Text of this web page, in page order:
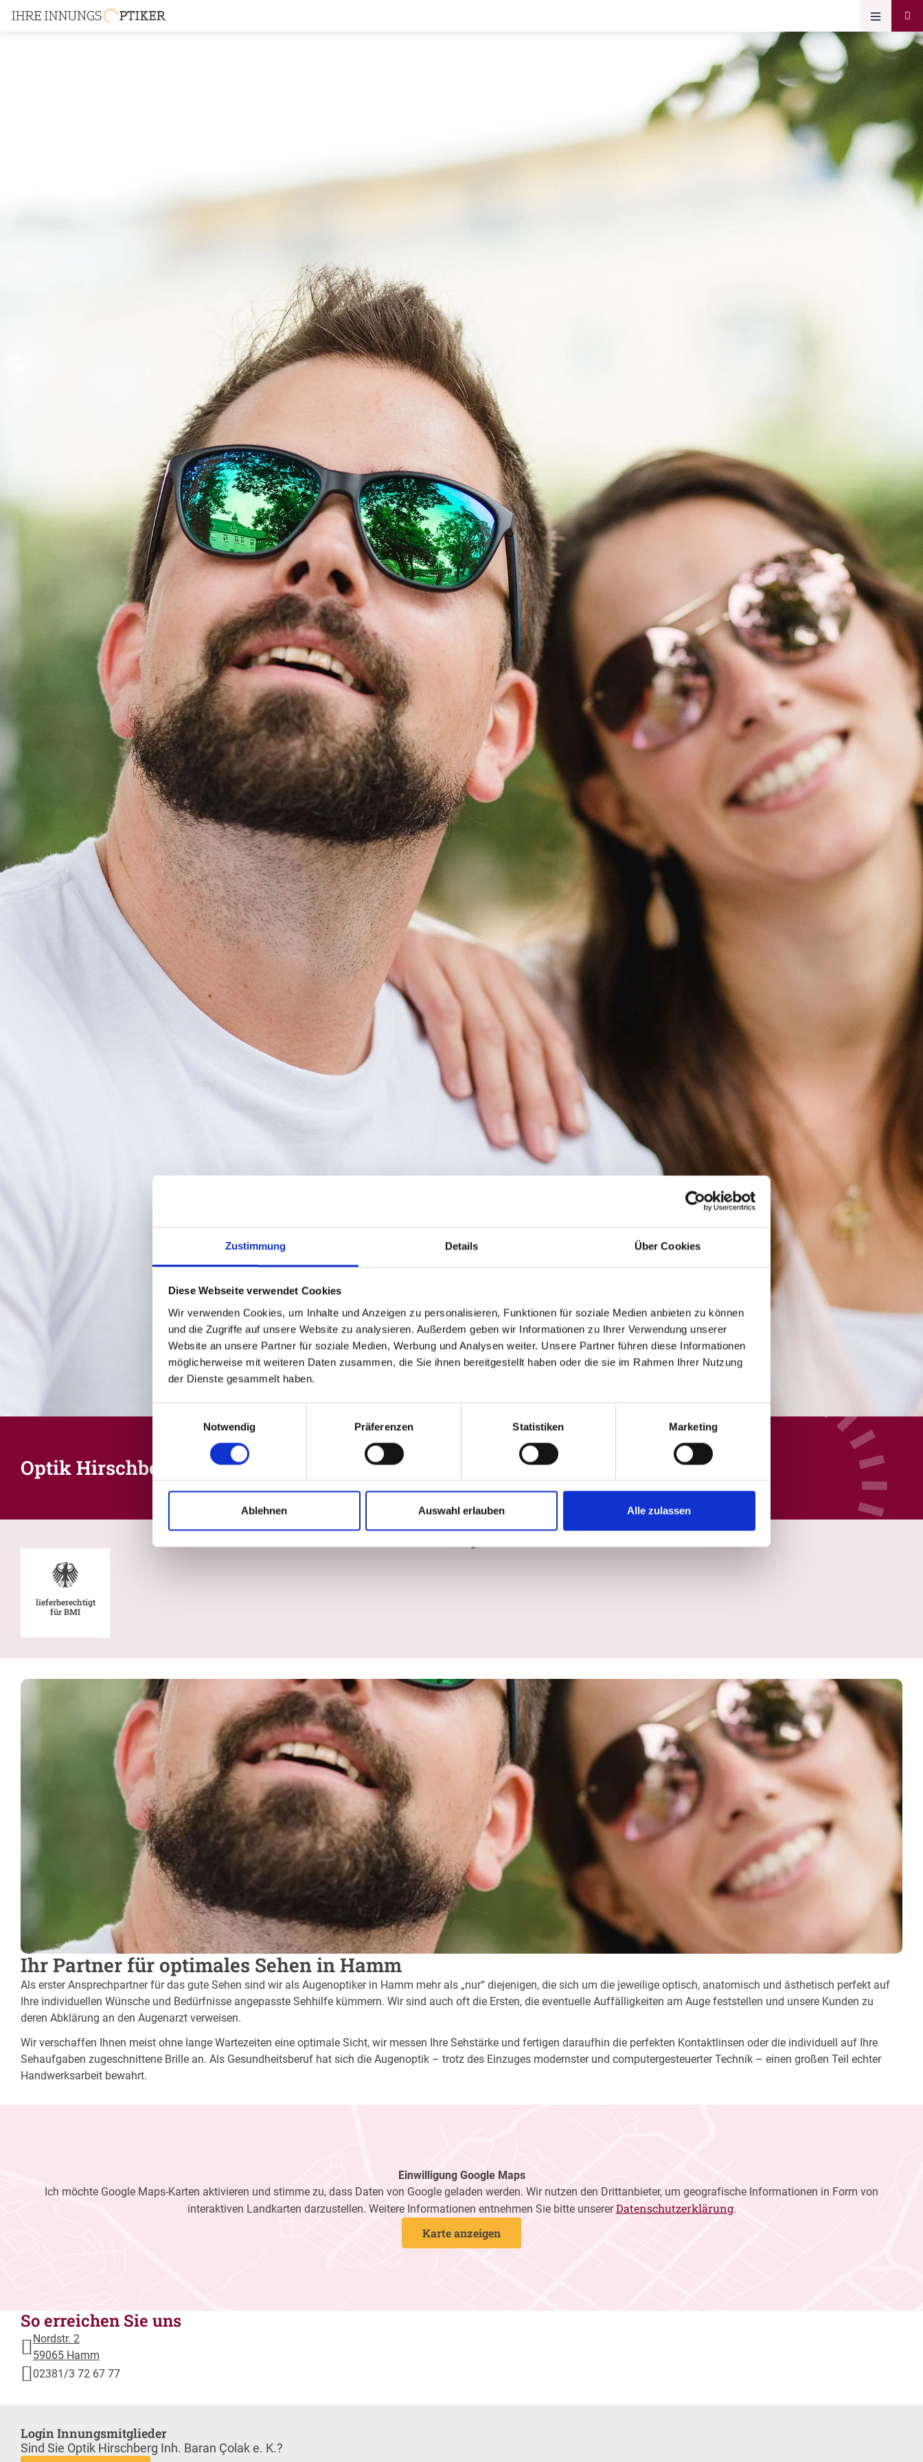
Zustimmung Details Über Cookies
Diese Webseite verwendet Cookies
Wir verwenden Cookies, um Inhalte und Anzeigen zu personalisieren, Funktionen für soziale Medien anbieten zu können
und die Zugriffe auf unsere Website zu analysieren. Außerdem geben wir Informationen zu Ihrer Verwendung unserer
Website an unsere Partner für soziale Medien, Werbung und Analysen weiter. Unsere Partner führen diese Informationen
möglicherweise mit weiteren Daten zusammen, die Sie ihnen bereitgestellt haben oder die sie im Rahmen Ihrer Nutzung
der Dienste gesammelt haben.
Notwendig
Präferenzen Statistiken Marketing
Ablehnen Auswahl erlauben Alle zulassen
Optik Hirschberg Inh. Baran Çolak e. K.
lieferberechtigt
für BMI
Ihr Partner für optimales Sehen in Hamm
Als erster Ansprechpartner für das gute Sehen sind wir als Augenoptiker in Hamm mehr als „nur“ diejenigen, die sich um die jeweilige optisch, anatomisch und ästhetisch perfekt auf
Ihre individuellen Wünsche und Bedürfnisse angepasste Sehhilfe kümmern. Wir sind auch oft die Ersten, die eventuelle Auffälligkeiten am Auge feststellen und unsere Kunden zu
deren Abklärung an den Augenarzt verweisen.
Wir verschaffen Ihnen meist ohne lange Wartezeiten eine optimale Sicht, wir messen Ihre Sehstärke und fertigen daraufhin die perfekten Kontaktlinsen oder die individuell auf Ihre
Sehaufgaben zugeschnittene Brille an. Als Gesundheitsberuf hat sich die Augenoptik – trotz des Einzuges modernster und computergesteuerter Technik – einen großen Teil echter
Handwerksarbeit bewahrt.
Einwilligung Google Maps
Ich möchte Google Maps-Karten aktivieren und stimme zu, dass Daten von Google geladen werden. Wir nutzen den Drittanbieter, um geografische Informationen in Form von
interaktiven Landkarten darzustellen. Weitere Informationen entnehmen Sie bitte unsererDatenschutzerklärung.
Karte anzeigen
So erreichen Sie uns
Nordstr. 2
59065 Hamm
02381/3 72 67 77
Login Innungsmitglieder
Sind Sie Optik Hirschberg Inh. Baran Çolak e. K.?